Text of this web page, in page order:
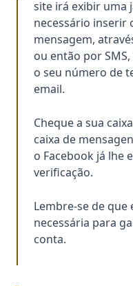
site irá exibir uma
necessário inserir
mensagem,
ou então por
o seu número de
email.
Cheque a sua
caixa de
o Facebook já lhe
verificação.
Lembre-se de
necessária para
conta.